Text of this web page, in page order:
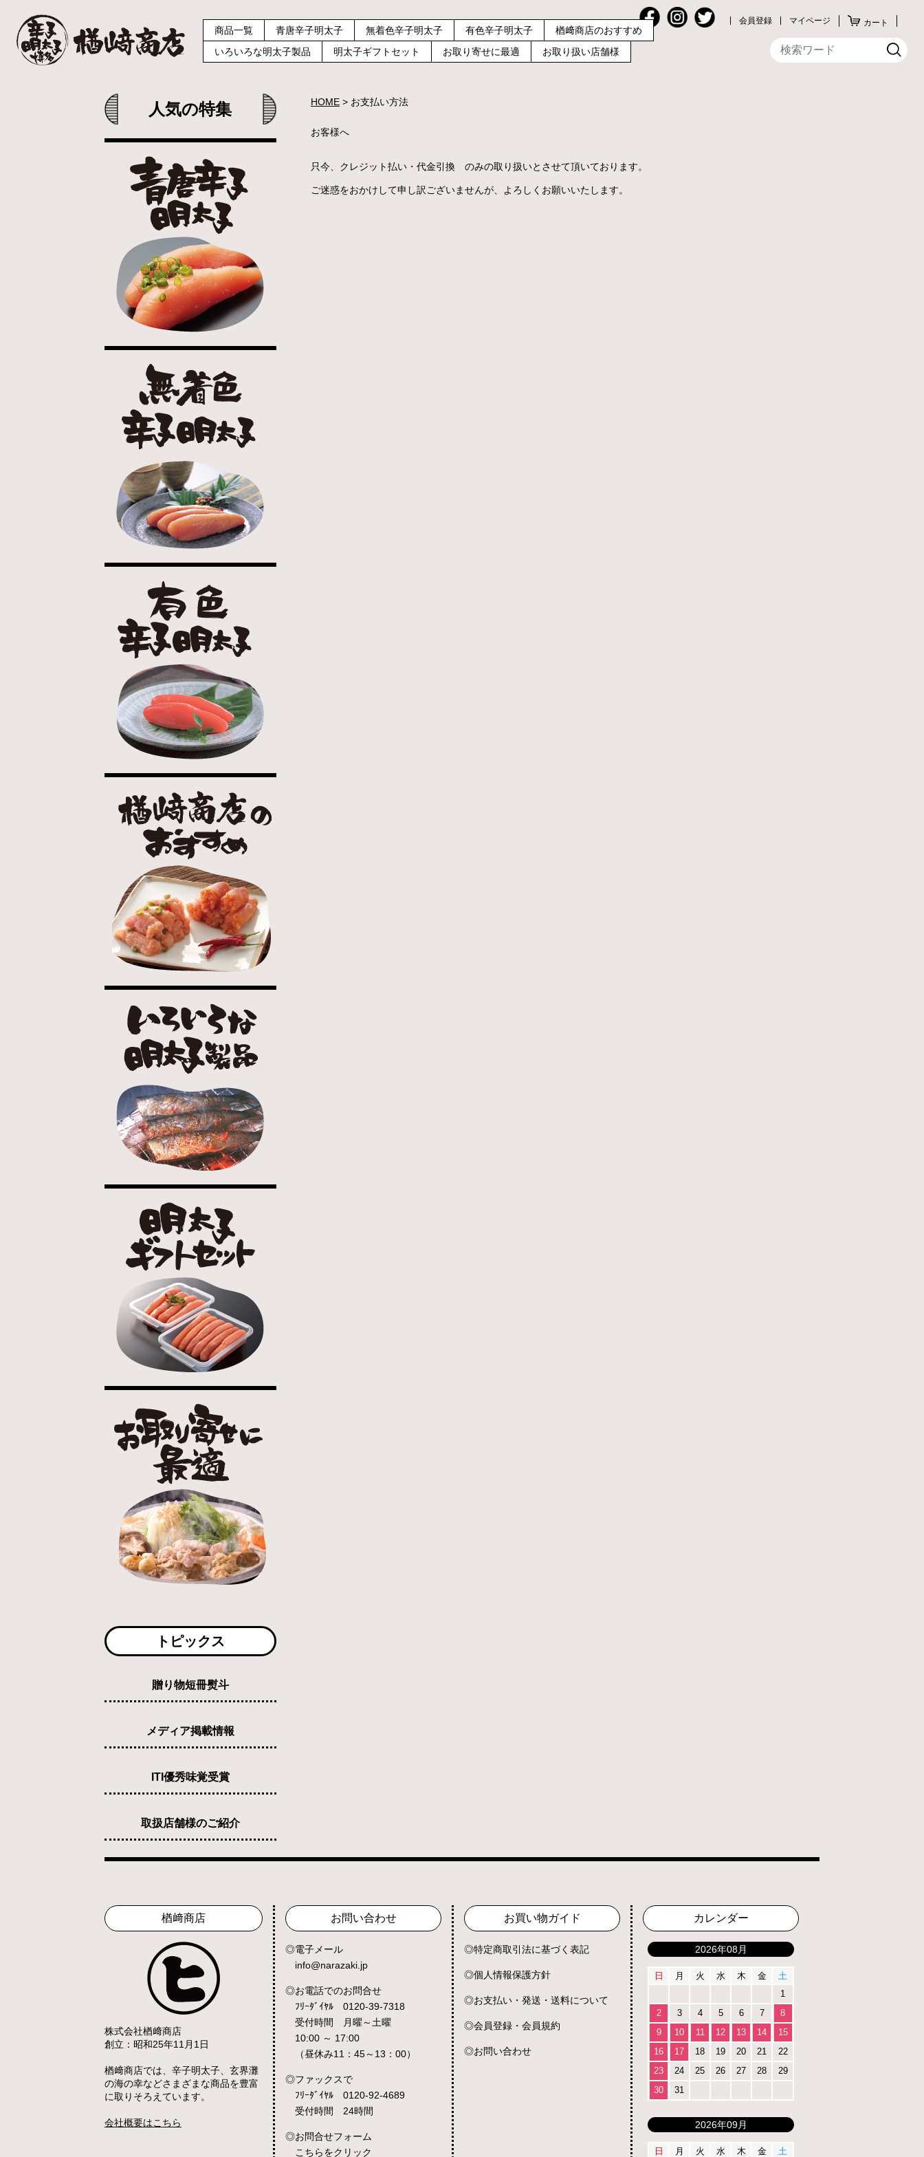
会員登録 マイページ カート
商品一覧 青唐辛子明太子 無着色辛子明太子 有色辛子明太子
楢﨑商店のおすすめ
いろいろな明太子製品
明太子ギフトセット お取り寄せに最適 お取り扱い店舗様
HOME お支払い方法
お客様へ
只今、クレジット払い・代金引換 のみの取り扱いとさせて頂いております。
ご迷惑をおかけして申し訳ございませんが、よろしくお願いいたします。
人気の特集
トピックス
贈り物短冊熨斗
メディア掲載情報
ITI優秀味覚受賞
取扱店舗様のご紹介
楢﨑商店
株式会社楢﨑商店
創立：昭和25年11月1日
楢﨑商店では、辛子明太子、玄界灘
の海の幸などさまざまな商品を豊富
に取りそろえています。
会社概要はこちら
お問い合わせ
電子メール
info@narazaki.jp
お電話でのお問合せ
ﾌﾘｰﾀﾞｲﾔﾙ 0120-39-7318
受付時間 月曜～土曜
10:00 ～ 17:00
（昼休み11：45～13：00）
ファックスで
ﾌﾘｰﾀﾞｲﾔﾙ 0120-92-4689
受付時間 24時間
お問合せフォーム
こちらをクリック
お買い物ガイド
特定商取引法に基づく表記
個人情報保護方針
お支払い・発送・送料について
会員登録・会員規約
お問い合わせ
カレンダー
2026年08月
日 月 火 水 木 金
土
1
2
3 4 5 6 7
8
9
10 11 12 13 14
15
16
17 18 19 20 21
22
23
24 25 26 27 28
29
30
31
2026年09月
日 月 火 水 木 金 土